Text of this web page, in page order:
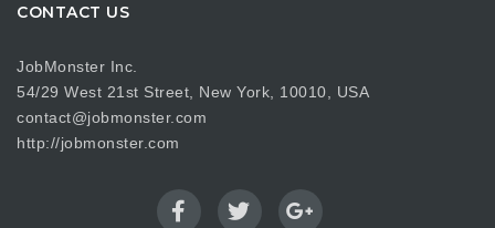
CONTACT US
JobMonster Inc.
54/29 West 21st Street, New York, 10010, USA
contact@jobmonster.com
http://jobmonster.com